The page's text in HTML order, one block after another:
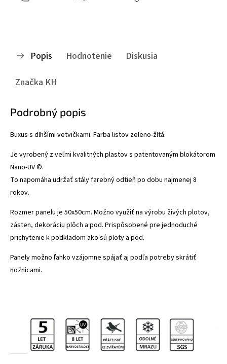
Popis Hodnotenie
Diskusia
Značka KH
Podrobný popis
Buxus s dlhšími vetvičkami. Farba listov zeleno-žltá.
Je vyrobený z veľmi kvalitných plastov s patentovaným blokátorom
Nano-UV ©.
To napomáha udržať stály farebný odtieň po dobu najmenej 8
rokov.
Rozmer panelu je 50x50cm. Možno využiť na výrobu živých plotov,
zásten, dekoráciu plôch a pod. Prispôsobené pre jednoduché
prichytenie k podkladom ako sú ploty a pod.
Panely možno ľahko vzájomne spájať aj podľa potreby skrátiť
nožnicami.